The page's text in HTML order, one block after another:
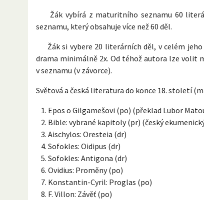
Žák vybírá z maturitního seznamu 60
seznamu, který obsahuje více než 60 děl.
Žák si vybere 20 literárních děl, v celém
drama minimálně 2x. Od téhož autora lze volit
v seznamu (v závorce).
Světová a česká literatura do konce 18. století
Epos o Gilgamešovi (po) (překlad Lubor
Bible: vybrané kapitoly (pr) (český
Aischylos: Oresteia (dr)
Sofokles: Oidipus (dr)
Sofokles: Antigona (dr)
Ovidius: Proměny (po)
Konstantin-Cyril: Proglas (po)
F. Villon: Závěť (po)